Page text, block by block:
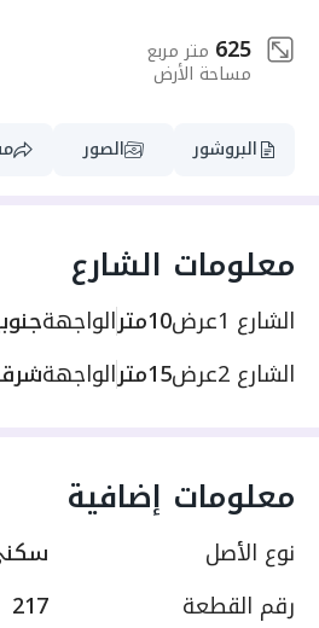
625 متر مربع
مساحة الأرض
البروشور الصور
معلومات الشارع
الشارع 1 عرض10متر الواجهة
الشارع 2 عرض15متر الواجهة
معلومات إضافية
نوع الأصل
رقم القطعة
217